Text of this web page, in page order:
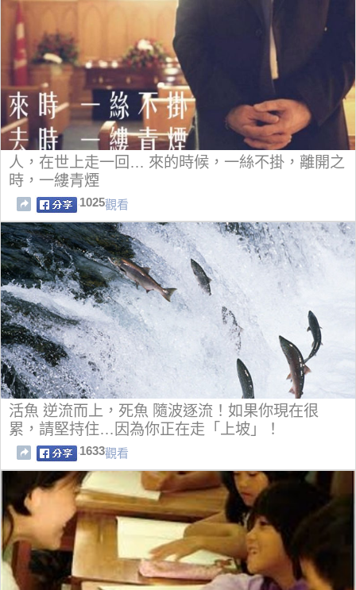
人，在世上走一回… 來的時候，一絲不掛，離開之
時，一縷青煙
1025觀看
活魚 逆流而上，死魚 隨波逐流！如果你現在很
累，請堅持住…因為你正在走「上坡」！
1633觀看